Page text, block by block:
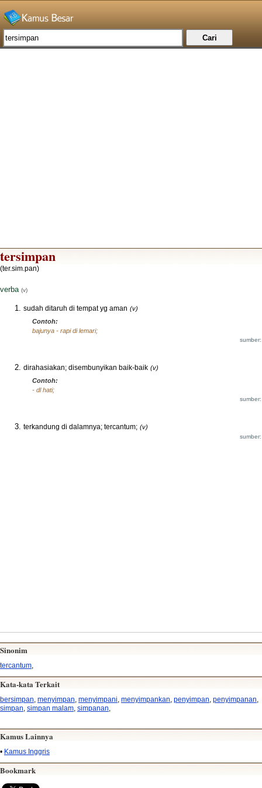
tersimpan
(ter.sim.pan)
verba (v)
sudah ditaruh di tempat yg aman (v)
Contoh:
bajunya - rapi di lemari;
dirahasiakan; disembunyikan baik-baik (v)
Contoh:
- dl hati;
terkandung di dalamnya; tercantum; (v)
Sinonim
tercantum
Kata-kata Terkait
bersimpan, menyimpan, menyimpani, menyimpankan, penyimpan, penyimpanan,
simpan, simpan malam, simpanan,
Kamus Lainnya
• Kamus Inggris
Bookmark